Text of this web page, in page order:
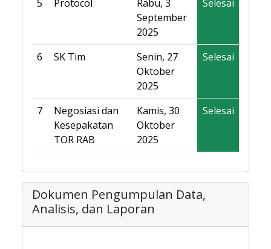
5 Protocol
Rabu, 3
September
2025
Selesai
6 SK Tim
Senin, 27
Oktober
2025
Selesai
7
Negosiasi dan
Kesepakatan
TOR RAB
Kamis, 30
Oktober
2025
Selesai
Dokumen Pengumpulan Data,
Analisis, dan Laporan